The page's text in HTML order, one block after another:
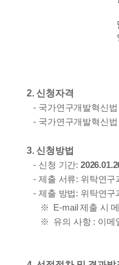
공
2. 신청자격
- 국가연구개발혁신법
- 국가연구개발혁신
3. 신청방법
- 신청 기간:
- 제출 서류: 위탁연구
- 제출 방법: 위탁연구
※ E-mail 제출 시 메
※
유의 사항 : 이